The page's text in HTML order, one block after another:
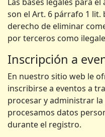
son el Art. 6 párrafo 1 lit.
derecho de eliminar
por terceros como
Inscripción a
En nuestro sitio web le
inscribirse a eventos a
procesar y administrar
procesamos datos
durante el registro.